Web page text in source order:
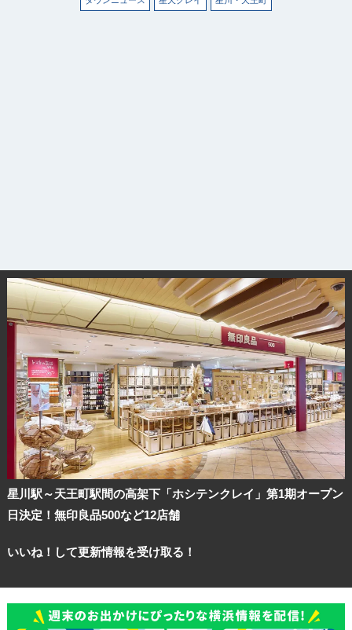
星川駅～天王町駅間の高架下「ホシテンクレイ」第1期オープン
日決定！無印良品500など12店舗
いいね！して更新情報を受け取る！